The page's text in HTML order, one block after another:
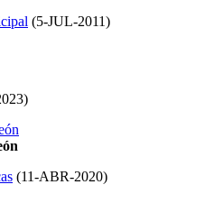
(5-JUL-2011)
)
(11-ABR-2020)